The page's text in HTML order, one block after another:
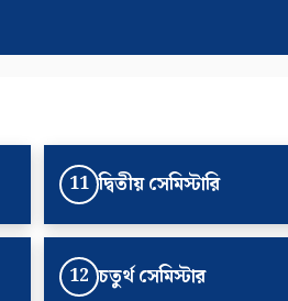
11 দ্বিতীয় সেমিস্টারি
12 চতুর্থ সেমিস্টার